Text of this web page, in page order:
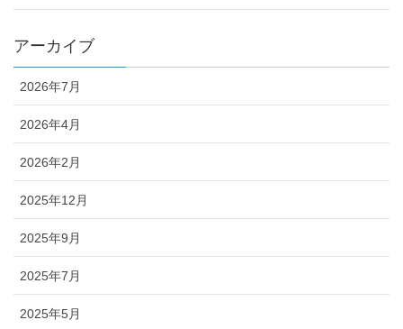
アーカイブ
2026年7月
2026年4月
2026年2月
2025年12月
2025年9月
2025年7月
2025年5月